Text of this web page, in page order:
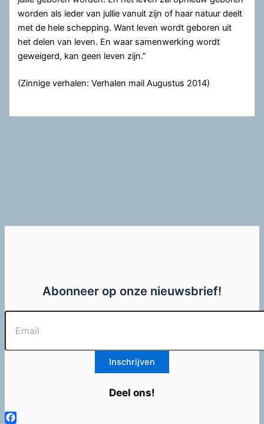
worden als ieder van jullie vanuit zijn of haar natuur deelt
met de hele schepping. Want leven wordt geboren uit
het delen van leven. En waar samenwerking wordt
geweigerd, kan geen leven zijn.”
(Zinnige verhalen: Verhalen mail Augustus 2014)
Abonneer op onze nieuwsbrief!
Deel ons!